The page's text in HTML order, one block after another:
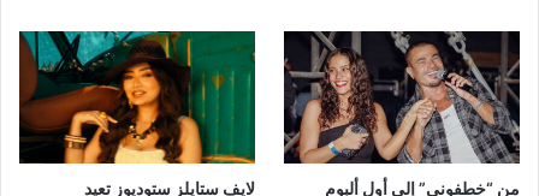
من “خطفوني” إلى أول ألبوم لايف ستايلز ستوديوز تعيد